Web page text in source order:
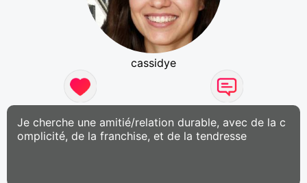
cassidye
Je cherche une amitié/relation durable, avec de la c
omplicité, de la franchise, et de la tendresse